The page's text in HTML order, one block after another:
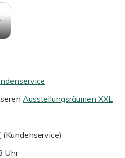
Ausstellungsräumen XXL
(Kundenservice)
Uhr